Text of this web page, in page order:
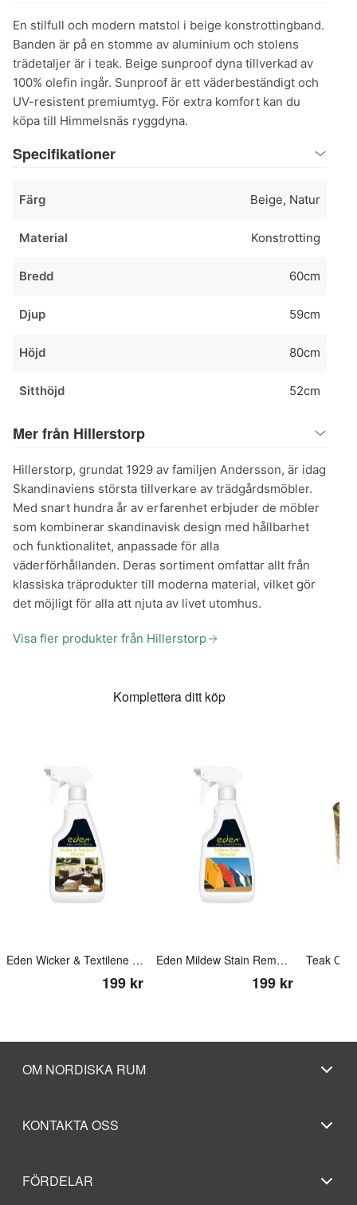
En stilfull och modern matstol i beige konstrottingband.
Banden är på en stomme av aluminium och stolens
trädetaljer är i teak. Beige sunproof dyna tillverkad av
100% olefin ingår. Sunproof är ett väderbeständigt och
UV-resistent premiumtyg. För extra komfort kan du
köpa till Himmelsnäs ryggdyna.
Specifikationer
Färg Beige, Natur
Material Konstrotting
Bredd 60cm
Djup 59cm
Höjd 80cm
Sitthöjd 52cm
Mer från Hillerstorp
Hillerstorp, grundat 1929 av familjen Andersson, är idag
Skandinaviens största tillverkare av trädgårdsmöbler.
Med snart hundra år av erfarenhet erbjuder de möbler
som kombinerar skandinavisk design med hållbarhet
och funktionalitet, anpassade för alla
väderförhållanden. Deras sortiment omfattar allt från
klassiska träprodukter till moderna material, vilket gör
det möjligt för alla att njuta av livet utomhus.
Visa fler produkter från Hillerstorp
Komplettera ditt köp
Eden Wicker & Textilene Cleaner 500ml
199 kr
Eden Mildew Stain Remover 500ml
199 kr
Teak Oil
OM NORDISKA RUM
KONTAKTA OSS
FÖRDELAR